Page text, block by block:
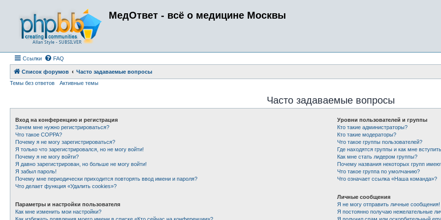
МедОтвет - всё о медицине Москвы
Ссылки FAQ
Список форумов
Часто задаваемые вопросы
Темы без ответов
Активные темы
Часто задаваемые вопросы
Вход на конференцию и регистрация
Зачем мне нужно регистрироваться?
Что такое COPPA?
Почему я не могу зарегистрироваться?
Я только что зарегистрировался, но не могу войти!
Почему я не могу войти?
Я давно зарегистрирован, но больше не могу войти!
Я забыл пароль!
Почему мне периодически приходится повторять ввод имени и пароля?
Что делает функция «Удалить cookies»?
Параметры и настройки пользователя
Как мне изменить мои настройки?
Уровни пользователей и группы
Кто такие администраторы?
Кто такие модераторы?
Что такое группы пользователей?
Где находятся группы и как мне
Как мне стать лидером группы?
Почему названия некоторых групп
Что такое группа по умолчанию?
Что означает ссылка «Наша команда»?
Личные сообщения
Я не могу отправить личные сообщения!
Я постоянно получаю нежелательные